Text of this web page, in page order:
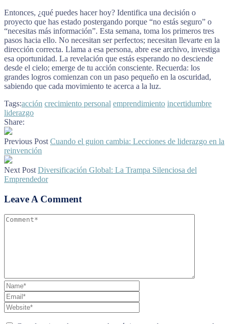
Entonces, ¿qué puedes hacer hoy? Identifica una decisión o
proyecto que has estado postergando porque “no estás seguro” o
“necesitas más información”. Esta semana, toma los primeros tres
pasos hacia ello. No necesitan ser perfectos; necesitan llevarte en la
dirección correcta. Llama a esa persona, abre ese archivo, investiga
esa oportunidad. La revelación que estás esperando no desciende
desde el cielo; emerge de tu acción consciente. Recuerda: los
grandes logros comienzan con un paso pequeño en la oscuridad,
sabiendo que cada movimiento te acerca a la luz.
Tags:acción crecimiento personal emprendimiento incertidumbre
liderazgo
Share:
Previous Post Cuando el guion cambia: Lecciones de liderazgo en la
reinvención
Next Post Diversificación Global: La Trampa Silenciosa del
Emprendedor
Leave A Comment